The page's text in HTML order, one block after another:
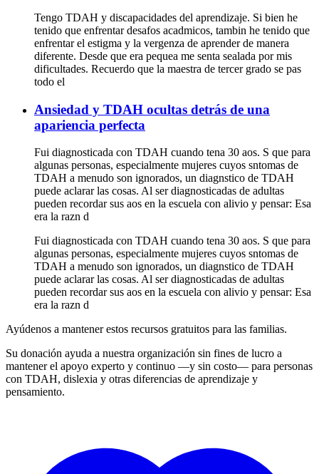
Tengo TDAH y discapacidades del aprendizaje. Si bien he
tenido que enfrentar desafos acadmicos, tambin he tenido que
enfrentar el estigma y la vergenza de aprender de manera
diferente. Desde que era pequea me senta sealada por mis
dificultades. Recuerdo que la maestra de tercer grado se pas
todo el
Ansiedad y TDAH ocultas detrás de una
apariencia perfecta
Fui diagnosticada con TDAH cuando tena 30 aos. S que para
algunas personas, especialmente mujeres cuyos sntomas de
TDAH a menudo son ignorados, un diagnstico de TDAH
puede aclarar las cosas. Al ser diagnosticadas de adultas
pueden recordar sus aos en la escuela con alivio y pensar: Esa
era la razn d
Fui diagnosticada con TDAH cuando tena 30 aos. S que para
algunas personas, especialmente mujeres cuyos sntomas de
TDAH a menudo son ignorados, un diagnstico de TDAH
puede aclarar las cosas. Al ser diagnosticadas de adultas
pueden recordar sus aos en la escuela con alivio y pensar: Esa
era la razn d
Ayúdenos a mantener estos recursos gratuitos para las familias.
Su donación ayuda a nuestra organización sin fines de lucro a
mantener el apoyo experto y continuo —y sin costo— para personas
con TDAH, dislexia y otras diferencias de aprendizaje y
pensamiento.